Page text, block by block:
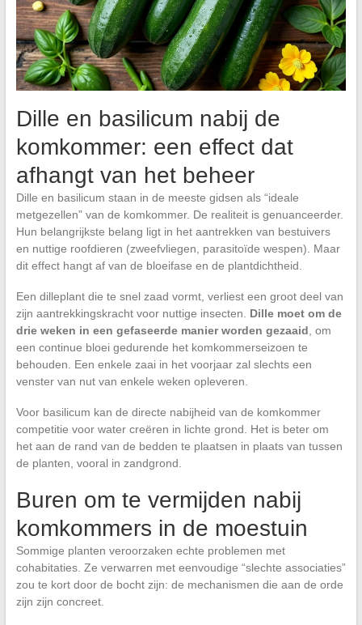
Dille en basilicum nabij de
komkommer: een effect dat
afhangt van het beheer
Dille en basilicum staan in de meeste gidsen als “ideale
metgezellen” van de komkommer. De realiteit is genuanceerder.
Hun belangrijkste belang ligt in het aantrekken van bestuivers
en nuttige roofdieren (zweefvliegen, parasitoïde wespen). Maar
dit effect hangt af van de bloeifase en de plantdichtheid.
Een dilleplant die te snel zaad vormt, verliest een groot deel van
zijn aantrekkingskracht voor nuttige insecten. Dille moet om de
drie weken in een gefaseerde manier worden gezaaid, om
een continue bloei gedurende het komkommerseizoen te
behouden. Een enkele zaai in het voorjaar zal slechts een
venster van nut van enkele weken opleveren.
Voor basilicum kan de directe nabijheid van de komkommer
competitie voor water creëren in lichte grond. Het is beter om
het aan de rand van de bedden te plaatsen in plaats van tussen
de planten, vooral in zandgrond.
Buren om te vermijden nabij
komkommers in de moestuin
Sommige planten veroorzaken echte problemen met
cohabitaties. Ze verwarren met eenvoudige “slechte associaties”
zou te kort door de bocht zijn: de mechanismen die aan de orde
zijn zijn concreet.